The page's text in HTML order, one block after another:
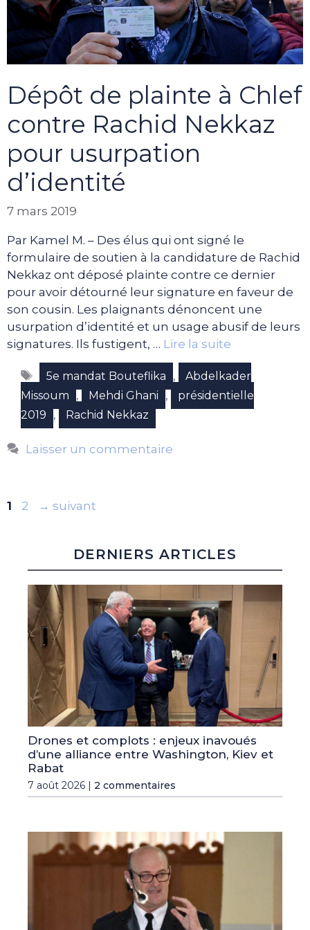
Dépôt de plainte à Chlef
contre Rachid Nekkaz
pour usurpation
d’identité
7 mars 2019
Par Kamel M. – Des élus qui ont signé le
formulaire de soutien à la candidature de Rachid
Nekkaz ont déposé plainte contre ce dernier
pour avoir détourné leur signature en faveur de
son cousin. Les plaignants dénoncent une
usurpation d’identité et un usage abusif de leurs
signatures. Ils fustigent, … Lire la suite
Étiquettes
5e mandat Bouteflika ,
Abdelkader
Missoum
, Mehdi Ghani ,
présidentielle
2019
, Rachid Nekkaz
Laisser un commentaire
Page
1 Page
2 → suivant
DERNIERS ARTICLES
Drones et complots : enjeux inavoués
d’une alliance entre Washington, Kiev et
Rabat
7 août 2026 | 2 commentaires